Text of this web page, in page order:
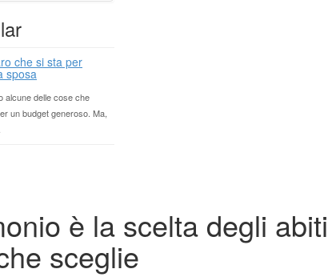
che si sta per
sposa
alcune delle cose che
un budget generoso. Ma,
è la scelta degli
sceglie